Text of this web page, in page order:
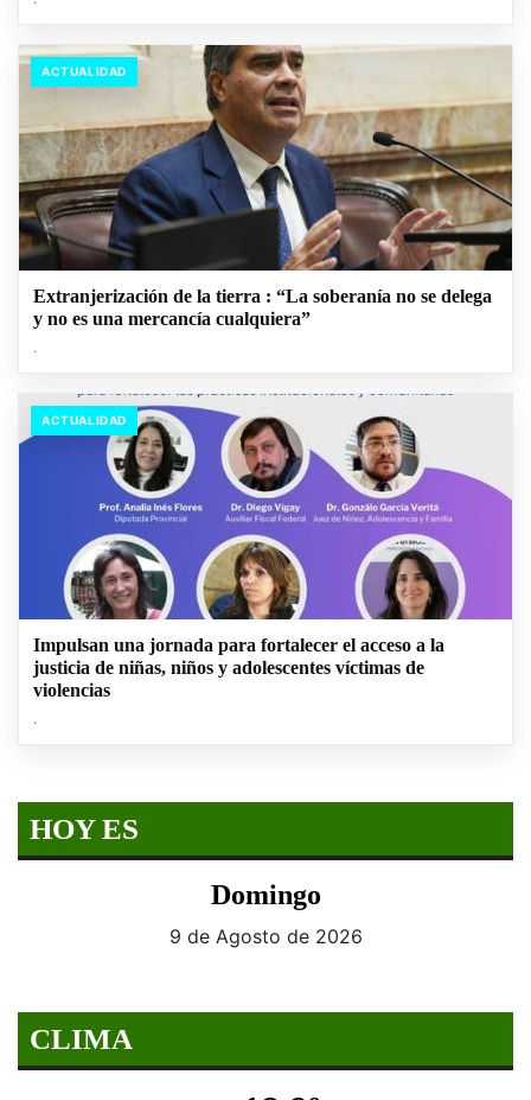
ACTUALIDAD
Extranjerización de la tierra : “La soberanía no se delega
y no es una mercancía cualquiera”
.
ACTUALIDAD
Impulsan una jornada para fortalecer el acceso a la
justicia de niñas, niños y adolescentes víctimas de
violencias
.
HOY ES
Domingo
9 de Agosto de 2026
CLIMA